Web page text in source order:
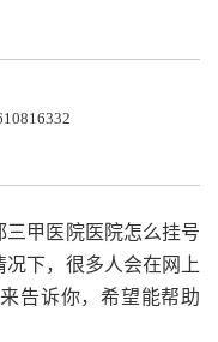
甲医院医院怎么挂号
下，很多人会在网上
告诉你，希望能帮助